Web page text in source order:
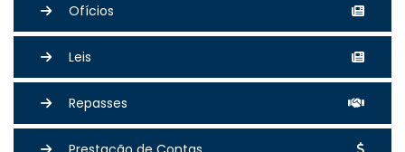
Ofícios
Leis
Repasses